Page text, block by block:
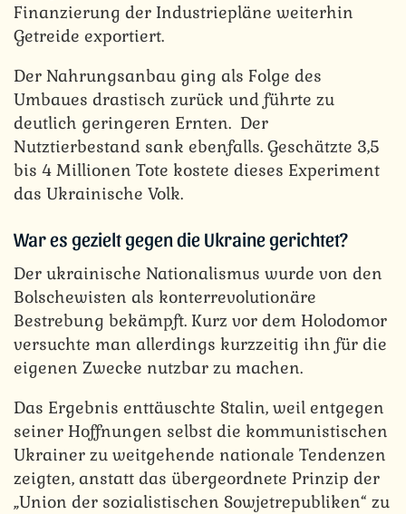
Finanzierung der Industriepläne weiterhin
Getreide exportiert.
Der Nahrungsanbau ging als Folge des
Umbaues drastisch zurück und führte zu
deutlich geringeren Ernten. Der
Nutztierbestand sank ebenfalls. Geschätzte 3,5
bis 4 Millionen Tote kostete dieses Experiment
das Ukrainische Volk.
War es gezielt gegen die Ukraine gerichtet?
Der ukrainische Nationalismus wurde von den
Bolschewisten als konterrevolutionäre
Bestrebung bekämpft. Kurz vor dem Holodomor
versuchte man allerdings kurzzeitig ihn für die
eigenen Zwecke nutzbar zu machen.
Das Ergebnis enttäuschte Stalin, weil entgegen
seiner Hoffnungen selbst die kommunistischen
Ukrainer zu weitgehende nationale Tendenzen
zeigten, anstatt das übergeordnete Prinzip der
„Union der sozialistischen Sowjetrepubliken“ zu